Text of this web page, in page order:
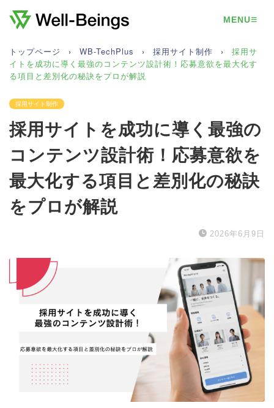
MENU≡
トップページ › WB-TechPlus › 採用サイト制作 ›
採用サ
イトを成功に導く最強のコンテンツ設計術！応募意欲を最大化す
る項目と差別化の秘訣をプロが解説
採用サイト制作
採用サイトを成功に導く最強の
コンテンツ設計術！応募意欲を
最大化する項目と差別化の秘訣
をプロが解説
2026年6月9日